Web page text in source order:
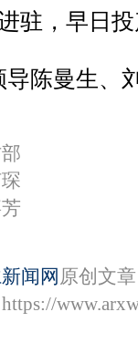
驻，早日
导陈曼生、
闻网 原创文
https://